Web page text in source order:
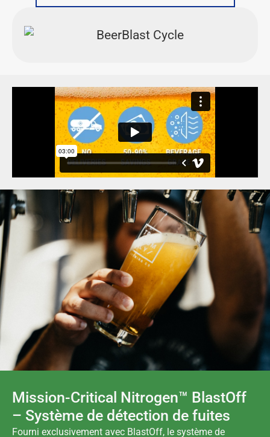
Mission-Critical Nitrogen™ BlastOff
– Système de détection de fuites
Fourni exclusivement avec BlastOff, le système de